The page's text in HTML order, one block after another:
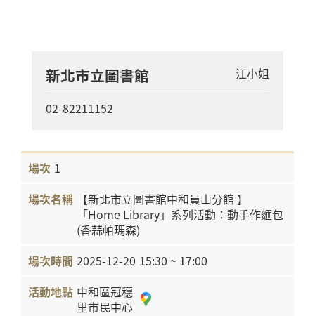
新北市立圖書館 江小姐
02-82211152
1
【新北市立圖書館中和員山分館 】
「Home Library」系列活動：動手作麵包
(香蒜帕瑪森)
2025-12-20 15:30 ~ 17:00
中和區冠穗
里市民中心